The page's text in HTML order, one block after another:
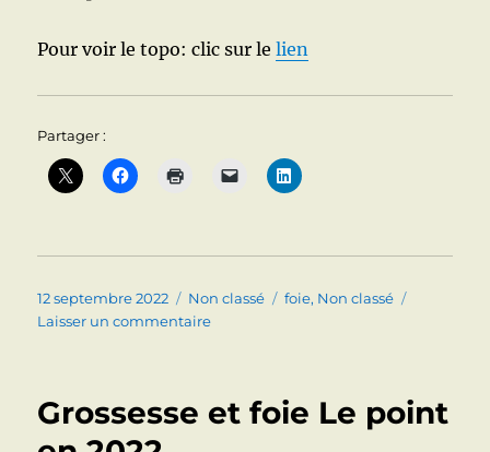
Pour voir le topo: clic sur lelien
Partager :
Publié
le
12 septembre 2022 Catégories
Non classé Étiquettes
foie, Non classé
Laisser un commentairesur
en
Grossesse et foie Le point